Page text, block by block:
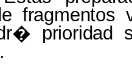
fragmentos
prioridad